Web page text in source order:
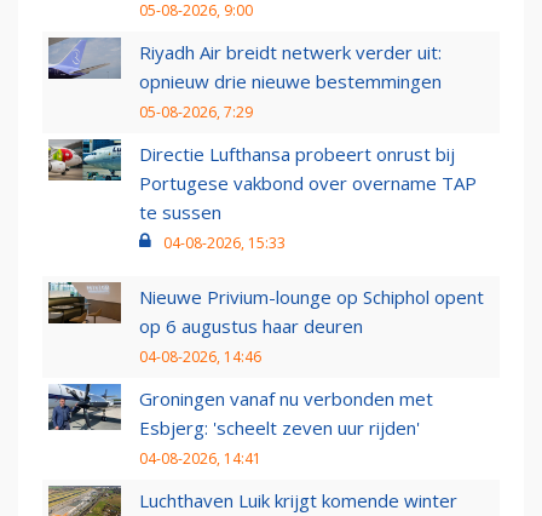
05-08-2026, 9:00
Riyadh Air breidt netwerk verder uit:
opnieuw drie nieuwe bestemmingen
05-08-2026, 7:29
Directie Lufthansa probeert onrust bij
Portugese vakbond over overname TAP
te sussen
04-08-2026, 15:33
Nieuwe Privium-lounge op Schiphol opent
op 6 augustus haar deuren
04-08-2026, 14:46
Groningen vanaf nu verbonden met
Esbjerg: 'scheelt zeven uur rijden'
04-08-2026, 14:41
Luchthaven Luik krijgt komende winter